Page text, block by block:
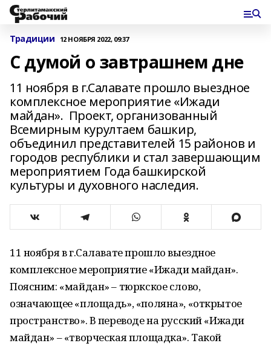
Традиции 12 НОЯБРЯ 2022, 09:37
С думой о завтрашнем дне
11 ноября в г.Салавате прошло выездное
комплексное мероприятие «Ижади
майдан». Проект, организованный
Всемирным курултаем башкир,
объединил представителей 15 районов и
городов республики и стал завершающим
мероприятием Года башкирской
культуры и духовного наследия.
11 ноября в г.Салавате прошло выездное
комплексное мероприятие «Ижади майдан».
Поясним: «майдан» – тюркское слово,
означающее «площадь», «поляна», «открытое
пространство». В переводе на русский «Ижади
майдан» – «творческая площадка». Такой